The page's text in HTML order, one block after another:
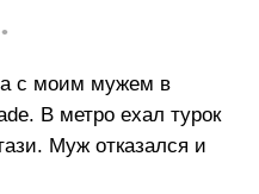
с моим мужем в
В метро ехал турок
Муж отказался и